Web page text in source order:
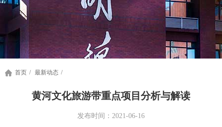
首页 / 最新动态 /
黄河文化旅游带重点项目分析与解读
发布时间：2021-06-16